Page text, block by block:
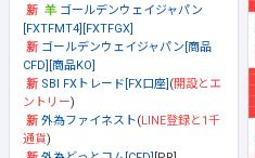
ゴールデンウェイジャパン
[FXTFMT4][FXTFGX]
ゴールデンウェイジャパン[商品
CFD][商品KO]
SBI FXトレード[FX口座] (開設とエ
ントリー)
外為ファイネスト(LINE登録と1千
通貨)